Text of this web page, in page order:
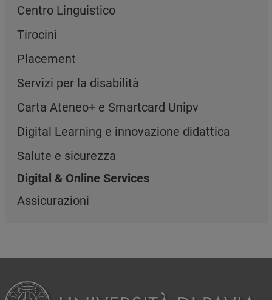
Centro Linguistico
Tirocini
Placement
Servizi per la disabilità
Carta Ateneo+ e Smartcard Unipv
Digital Learning e innovazione didattica
Salute e sicurezza
Digital & Online Services
Assicurazioni